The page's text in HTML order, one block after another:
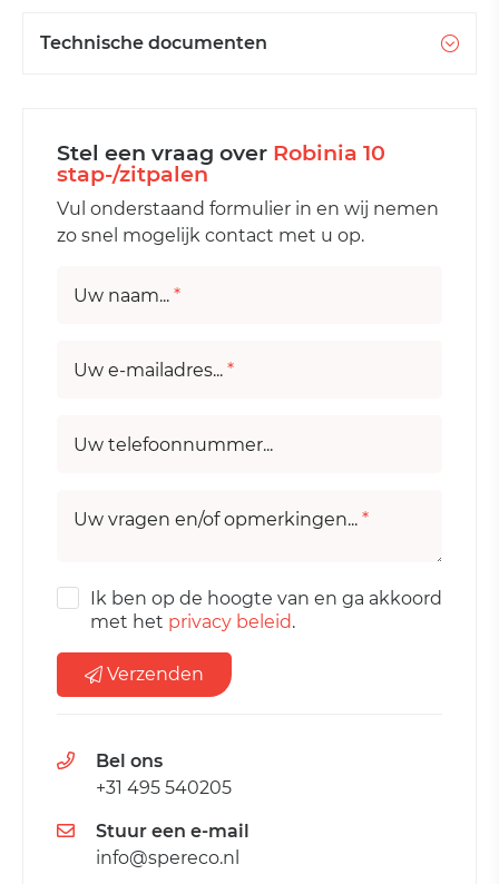
Technische documenten
Stel een vraag over Robinia 10
stap-/zitpalen
Vul onderstaand formulier in en wij nemen
zo snel mogelijk contact met u op.
Uw naam... *
Uw e-mailadres... *
Uw telefoonnummer...
Uw vragen en/of opmerkingen... *
Ik ben op de hoogte van en ga akkoord
met het privacy beleid.
Verzenden
Bel ons
+31 495 540205
Stuur een e-mail
info@spereco.nl